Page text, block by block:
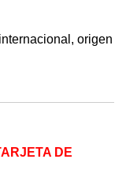
origen
DE